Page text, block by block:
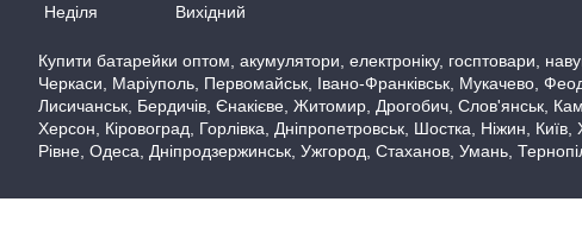
Неділя
Вихідний
Купити батарейки оптом, акумулятори, електроніку, госптовари,
Черкаси, Маріуполь, Первомайськ, Івано-Франківськ, Мукачево,
Лисичанськ, Бердичів, Єнакієве, Житомир, Дрогобич, Слов'янськ,
Херсон, Кіровоград, Горлівка, Дніпропетровськ, Шостка, Ніжин,
Рівне, Одеса, Дніпродзержинськ, Ужгород, Стаханов, Умань,